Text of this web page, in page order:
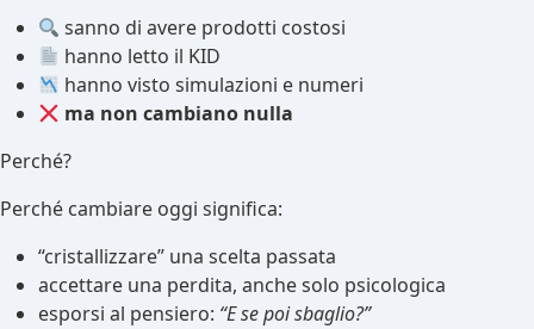
sanno di avere prodotti costosi
hanno letto il KID
hanno visto simulazioni e numeri
ma non cambiano nulla
Perché?
Perché cambiare oggi significa:
“cristallizzare” una scelta passata
accettare una perdita, anche solo psicologica
esporsi al pensiero: “E se poi sbaglio?”